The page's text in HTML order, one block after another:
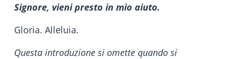
Signore, vieni presto in mio aiuto.
Gloria. Alleluia.
Questa introduzione si omette quando si